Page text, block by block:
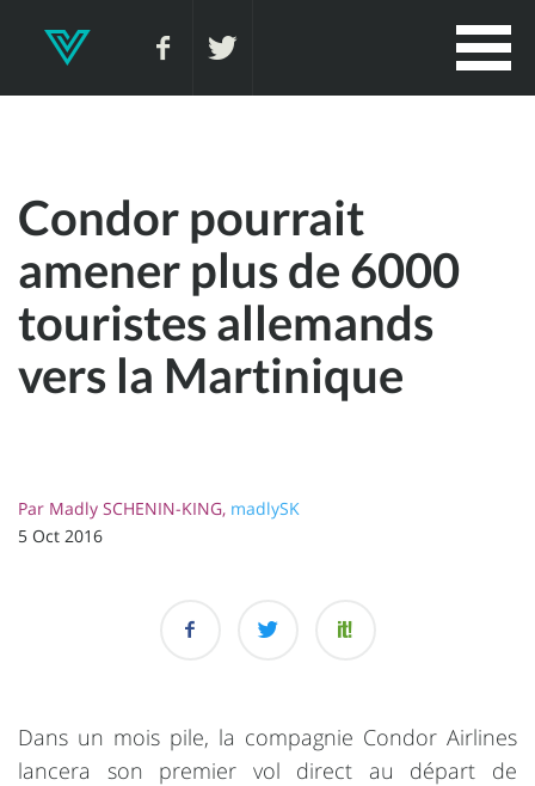
Condor pourrait
amener plus de 6000
touristes allemands
vers la Martinique
Par Madly SCHENIN-KING, madlySK
5 Oct 2016
Dans un mois pile, la compagnie Condor Airlines
lancera son premier vol direct au départ de